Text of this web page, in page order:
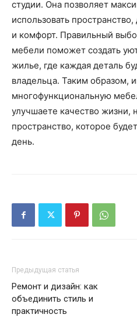
студии. Она позволяет
использовать
и комфорт. Правильный
мебели поможет создать
жилье, где каждая деталь
владельца. Таким образом,
многофункциональную
улучшаете качество жизни,
пространство, которое
день.
Предыдущая статья
Ремонт и дизайн: как
объединить стиль и
практичность